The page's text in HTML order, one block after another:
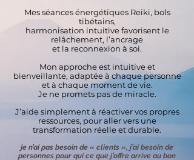
Mes séances énergétiques Reiki, bols
tibétains,
harmonisation intuitive favorisent le
relâchement, l’ancrage
et la reconnexion à soi.
Mon approche est intuitive et
bienveillante, adaptée à chaque personne
et à chaque moment de vie.
Je ne promets pas de miracle.
J’aide simplement à réactiver vos propres
ressources, pour aller vers une
transformation réelle et durable.
je n’ai pas besoin de « clients », j’ai besoin de
personnes pour qui ce que j’offre arrive au bon